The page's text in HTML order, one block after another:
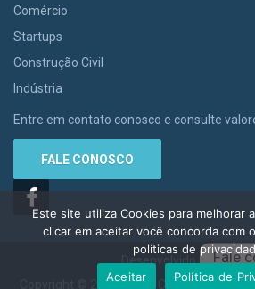
Comércio
Startups
Construção Civil
Indústria
Entre em contato conosco e consulte
FALE CONOSCO
Desenvolvido por
Copyright © 2020–2021 Contabilit. Todos
Este site utiliza Cookies para melhorar
clicar em aceitar você concorda com
políticas de
Aceitar
Política de
Fale